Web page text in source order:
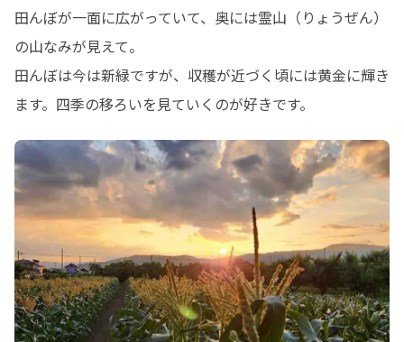
田んぼが一面に広がっていて、奥には霊山（りょうぜん）
の山なみが見えて。
田んぼは今は新緑ですが、収穫が近づく頃には黄金に輝き
ます。四季の移ろいを見ていくのが好きです。